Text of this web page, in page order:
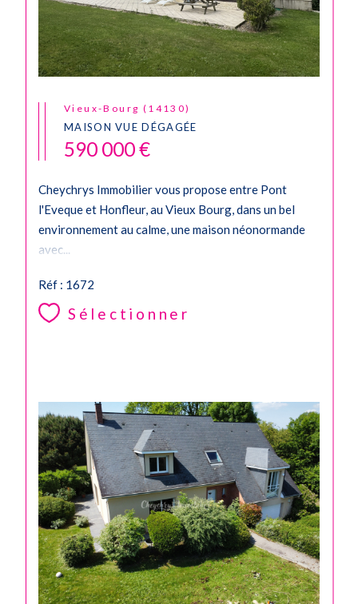
Vieux-Bourg (14130)
MAISON VUE DÉGAGÉE
590 000 €
Cheychrys Immobilier vous propose entre Pont
l'Eveque et Honfleur, au Vieux Bourg, dans un bel
environnement au calme, une maison néonormande
avec...
Réf : 1672
Sélectionner